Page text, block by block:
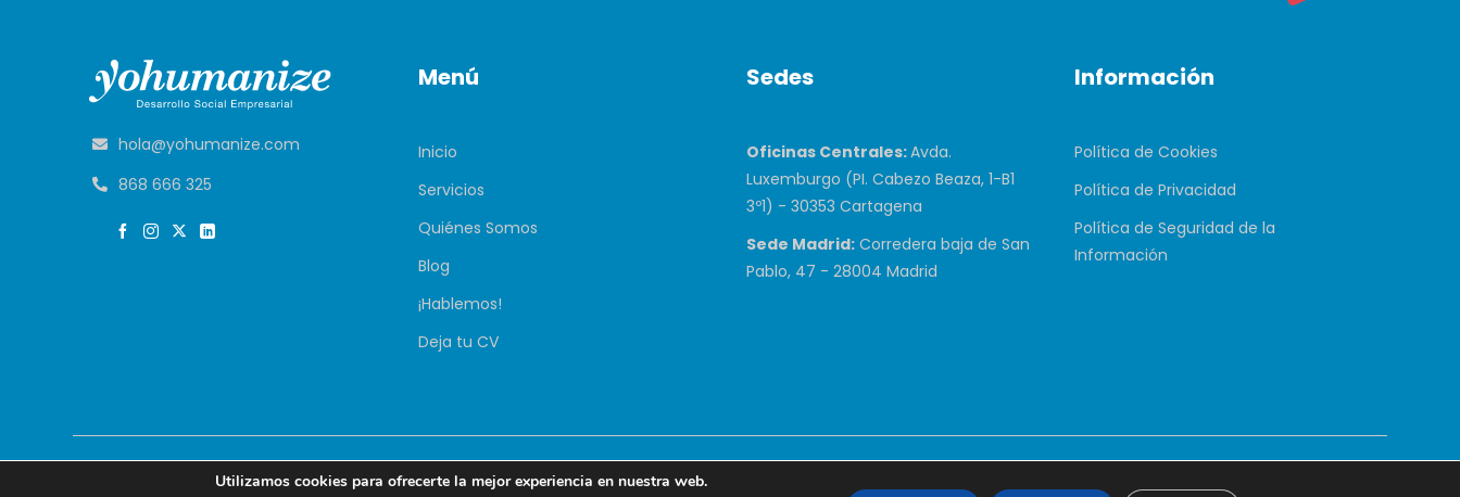
hola@yohumanize.com
868 666 325
Menú
Inicio
Servicios
Quiénes Somos
Blog
¡Hablemos!
Deja tu CV
Sedes
Oficinas Centrales:Avda.
Luxemburgo (PI. Cabezo Beaza, 1-B1
3º1) - 30353 Cartagena
Sede Madrid:Corredera baja de San
Pablo, 47 - 28004 Madrid
Información
Política de Cookies
Política de Privacidad
Política de Seguridad de la
Información
Yohumanize © Todos Los Derechos Reservados. Diseñado y desarrollado por
Utilizamos cookies para ofrecerte la mejor experiencia en nuestra web.